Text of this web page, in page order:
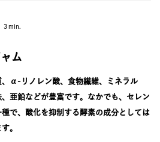
ある質問
JOURNAL
３min.
ム
、α-リノレン酸、食物繊維、ミネラル
亜鉛などが豊富です。なかでも、セレン
で、酸化を抑制する酵素の成分としては
。